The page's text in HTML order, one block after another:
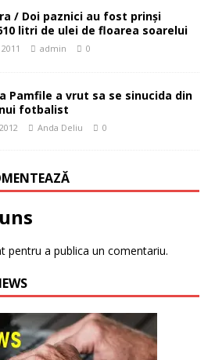
/ Doi paznici au fost prinşi
litri de ulei de floarea soarelui
admin 0
Pamfile a vrut sa se sinucida din
fotbalist
Anda Deliu 0
pentru a publica un comentariu.